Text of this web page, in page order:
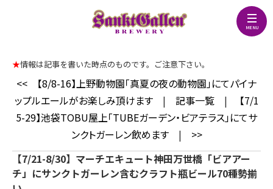
★情報は記事を書いた時点のものです。ご注意下さい。
<<
【8/8-16】上野動物園「真夏の夜の動物園」にてパイナ
ップルエールがお楽しみ頂けます| 記事一覧|
【7/1
5-29】池袋TOBU屋上「TUBEガーデン・ビアテラス」にてサ
ンクトガーレン飲めます| >>
【7/21-8/30】マーチエキュート神田万世橋「ビアアー
チ」にサンクトガーレン含むクラフト瓶ビール70種勢揃